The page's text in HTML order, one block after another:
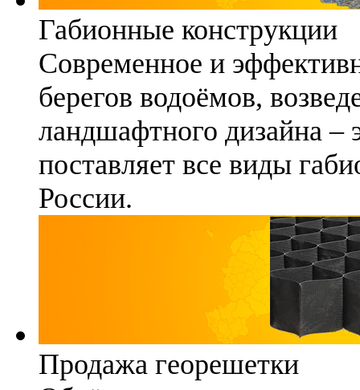
Габионные конструкции
Современное и
берегов водоёмов,
ландшафтного дизайна
поставляет все виды
России.
Продажа георешетки